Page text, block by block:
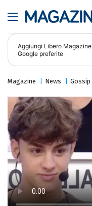
Aggiungi Libero Magazine
Google preferite
Magazine News Gossip